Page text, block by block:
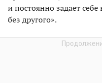
и постоянно задает
без другого».